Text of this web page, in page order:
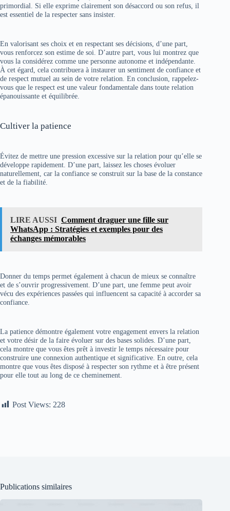
primordial. Si elle exprime clairement son désaccord ou son refus, il
est essentiel de la respecter sans insister.
En valorisant ses choix et en respectant ses décisions, d’une part,
vous renforcez son estime de soi. D’autre part, vous lui montrez que
vous la considérez comme une personne autonome et indépendante.
À cet égard, cela contribuera à instaurer un sentiment de confiance et
de respect mutuel au sein de votre relation. En conclusion, rappelez-
vous que le respect est une valeur fondamentale dans toute relation
épanouissante et équilibrée.
Cultiver la patience
Évitez de mettre une pression excessive sur la relation pour qu’elle se
développe rapidement. D’une part, laissez les choses évoluer
naturellement, car la confiance se construit sur la base de la constance
et de la fiabilité.
LIRE AUSSI Comment draguer une fille sur
WhatsApp : Stratégies et exemples pour des
échanges mémorables
Donner du temps permet également à chacun de mieux se connaître
et de s’ouvrir progressivement. D’une part, une femme peut avoir
vécu des expériences passées qui influencent sa capacité à accorder sa
confiance.
La patience démontre également votre engagement envers la relation
et votre désir de la faire évoluer sur des bases solides. D’une part,
cela montre que vous êtes prêt à investir le temps nécessaire pour
construire une connexion authentique et significative. En outre, cela
montre que vous êtes disposé à respecter son rythme et à être présent
pour elle tout au long de ce cheminement.
Post Views: 228
Publications similaires